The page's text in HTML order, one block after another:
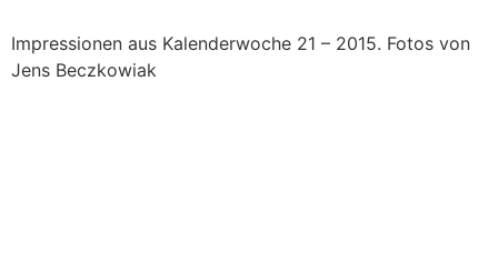
Impressionen aus Kalenderwoche 21 – 2015. Fotos von
Jens Beczkowiak